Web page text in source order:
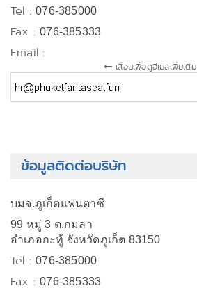
Tel :076-385000
Fax :076-385333
Email :
เลื่อนเพื่อดูอีเมลเพิ่มเติม
ข้อมูลติดต่อบริษัท
บมจ.ภูเก็ตแฟนตาซี
99 หมู่ 3 ต.กมลา
อำเภอกะทู้ จังหวัดภูเก็ต 83150
Tel :076-385000
Fax :076-385333